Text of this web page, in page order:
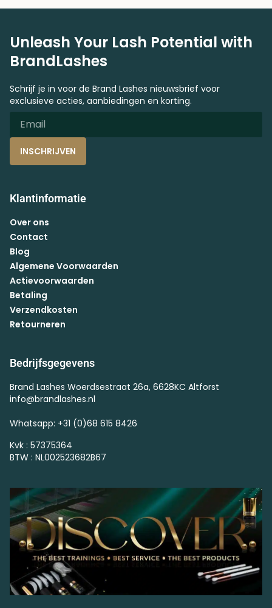
Unleash Your Lash Potential with
BrandLashes
Schrijf je in voor de Brand Lashes nieuwsbrief voor
exclusieve acties, aanbiedingen en korting.
INSCHRIJVEN
Klantinformatie
Over ons
Contact
Blog
Algemene Voorwaarden
Actievoorwaarden
Betaling
Verzendkosten
Retourneren
Bedrijfsgegevens
Brand Lashes Woerdsestraat 26a, 6628KC Altforst
info@brandlashes.nl
Whatsapp: +31 (0)68 615 8426
Kvk : 57375364
BTW : NL002523682B67